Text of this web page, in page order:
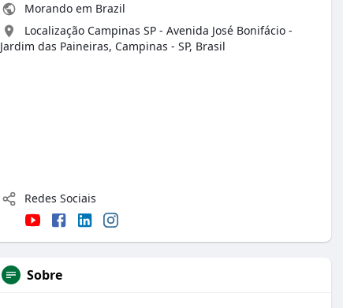
Morando em Brazil
Localização Campinas SP - Avenida José Bonifácio -
Jardim das Paineiras, Campinas - SP, Brasil
Redes Sociais
Sobre